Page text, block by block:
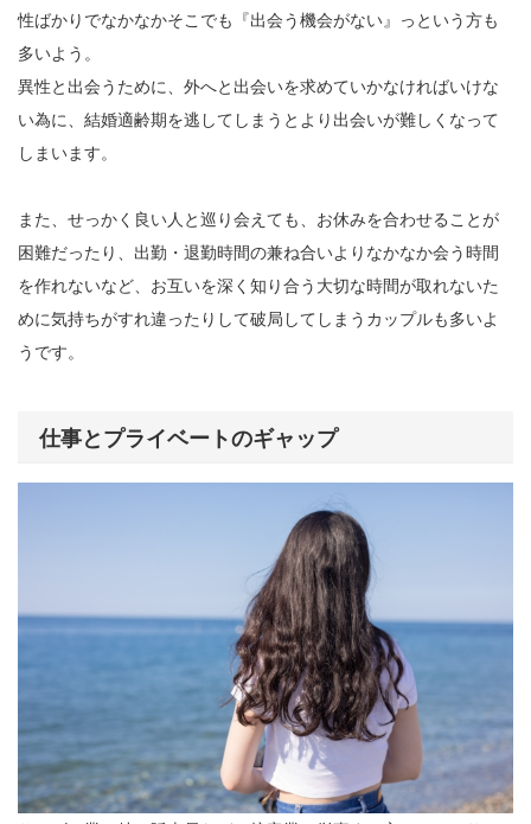
性ばかりでなかなかそこでも『出会う機会がない』っという方も
多いよう。
異性と出会うために、外へと出会いを求めていかなければいけな
い為に、結婚適齢期を逃してしまうとより出会いが難しくなって
しまいます。
また、せっかく良い人と巡り会えても、お休みを合わせることが
困難だったり、出勤・退勤時間の兼ね合いよりなかなか会う時間
を作れないなど、お互いを深く知り合う大切な時間が取れないた
めに気持ちがすれ違ったりして破局してしまうカップルも多いよ
うです。
仕事とプライベートのギャップ